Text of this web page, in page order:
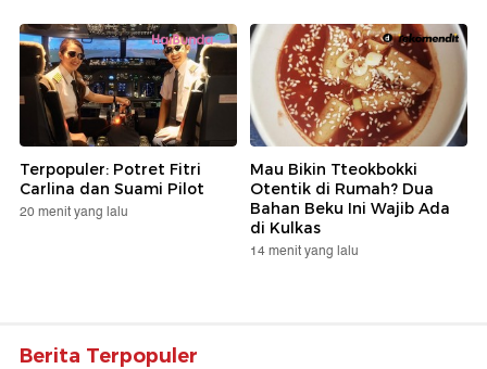
Terpopuler: Potret Fitri
Carlina dan Suami Pilot
20 menit yang lalu
Mau Bikin Tteokbokki
Otentik di Rumah? Dua
Bahan Beku Ini Wajib Ada
di Kulkas
14 menit yang lalu
Berita Terpopuler